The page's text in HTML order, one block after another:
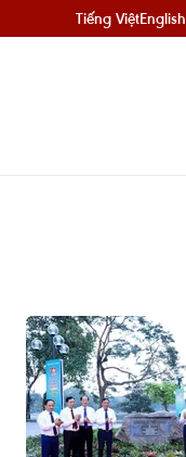
Tiếng ViệtEnglish